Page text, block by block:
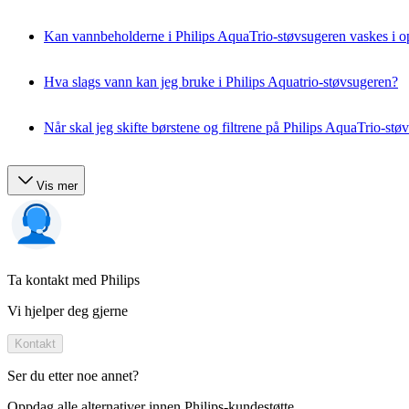
Kan vannbeholderne i Philips AquaTrio-støvsugeren vaskes i
Hva slags vann kan jeg bruke i Philips Aquatrio-støvsugeren?
Når skal jeg skifte børstene og filtrene på Philips AquaTrio-
Vis mer
Ta kontakt med Philips
Vi hjelper deg gjerne
Kontakt
Ser du etter noe annet?